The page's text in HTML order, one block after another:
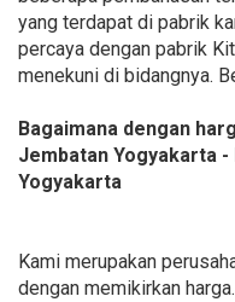
yang terdapat di pabrik
percaya dengan pabrik
menekuni di bidangnya.
Bagaimana dengan
Jembatan Yogyakarta
Yogyakarta
Kami merupakan
dengan memikirkan